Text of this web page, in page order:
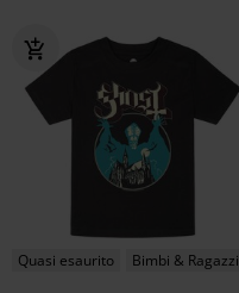
Quasi esaurito Bimbi & Ragazzi